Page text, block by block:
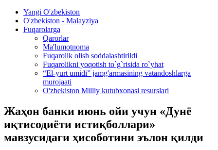
Yangi O'zbekiston
O'zbekiston - Malayziya
Fuqarolarga
Qarorlar
Ma'lumotnoma
Fuqarolik olish soddalashtirildi
Fuqarolikni yoqotish to`g`risida ro`yhat
“El-yurt umidi” jamg'armasining vatandoshlarga
murojaati
O'zbekiston Milliy kutubxonasi resurslari
Жаҳон банки июнь ойи учун «Дунё
иқтисодиёти истиқболлари»
мавзусидаги ҳисоботини эълон қилди